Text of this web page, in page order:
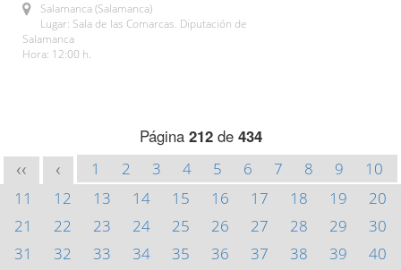
Salamanca (Salamanca)
Lugar: Sala de las Comarcas. Diputación de
Salamanca
Hora: 12:00 h.
Página 212de 434
<< < 1 2 3 4 5 6 7 8 9
10
11
12 13 14 15 16 17 18 19
20
21
22 23 24 25 26 27 28 29
30
31
32 33 34 35 36 37 38 39
40